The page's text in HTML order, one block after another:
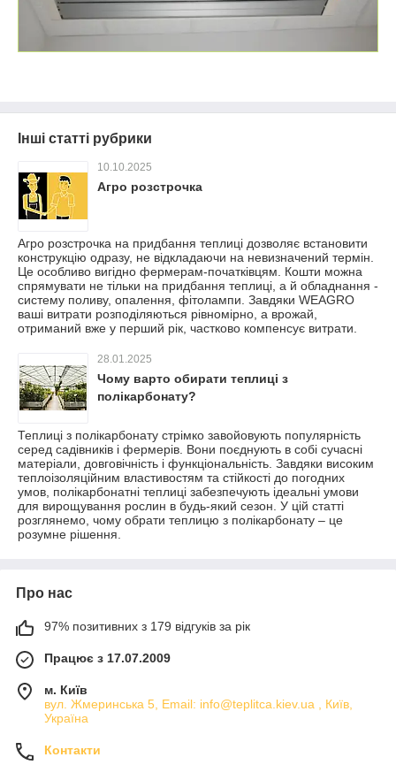
Інші статті рубрики
10.10.2025
Агро розстрочка
Агро розстрочка на придбання теплиці дозволяє встановити
конструкцію одразу, не відкладаючи на невизначений термін.
Це особливо вигідно фермерам-початківцям. Кошти можна
спрямувати не тільки на придбання теплиці, а й обладнання -
систему поливу, опалення, фітолампи. Завдяки WEAGRO
ваші витрати розподіляються рівномірно, а врожай,
отриманий вже у перший рік, частково компенсує витрати.
28.01.2025
Чому варто обирати теплиці з
полікарбонату?
Теплиці з полікарбонату стрімко завойовують популярність
серед садівників і фермерів. Вони поєднують в собі сучасні
матеріали, довговічність і функціональність. Завдяки високим
теплоізоляційним властивостям та стійкості до погодних
умов, полікарбонатні теплиці забезпечують ідеальні умови
для вирощування рослин в будь-який сезон. У цій статті
розглянемо, чому обрати теплицю з полікарбонату – це
розумне рішення.
Про нас
97% позитивних з 179 відгуків за рік
Працює з 17.07.2009
м. Київ
вул. Жмеринська 5, Email: info@teplitca.kiev.ua , Київ,
Україна
Контакти